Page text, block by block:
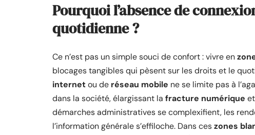
Pourquoi l’absence de
quotidienne ?
Ce n’est pas un simple souci de confort : vivre en
blocages tangibles qui pèsent sur les droits et le
internetou de réseau mobile ne se limite pas à
dans la société, élargissant la fracture numérique
démarches administratives se complexifient, les
l’information générale s’effiloche. Dans ceszones